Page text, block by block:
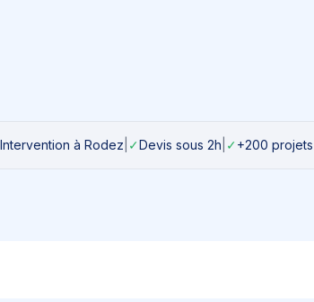
Intervention à Rodez ✓Devis sous 2h ✓+200